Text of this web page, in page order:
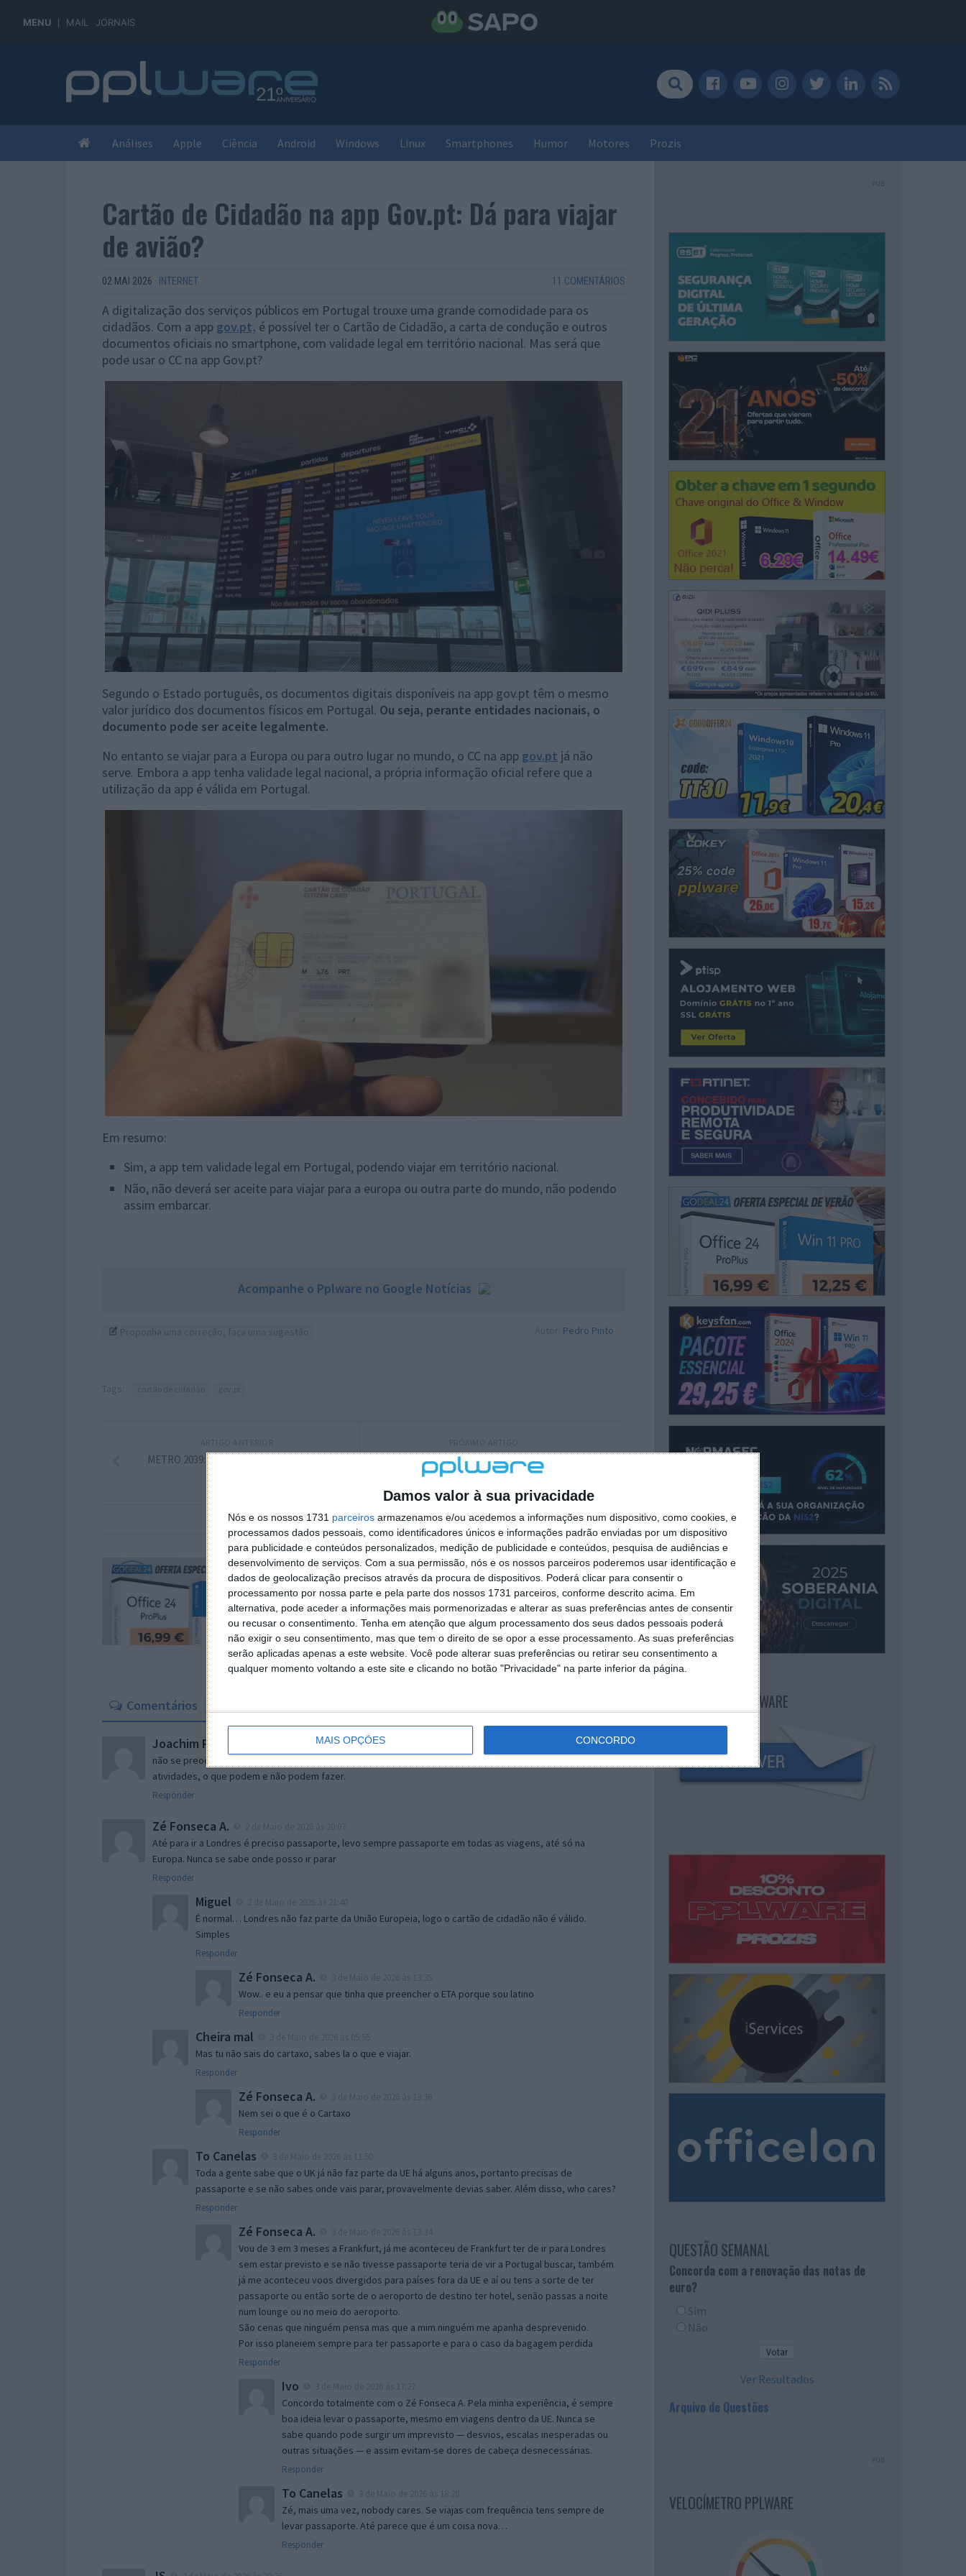
Damos valor à sua privacidade
Nós e os nossos 1731 parceiros armazenamos e/ou acedemos a informações num dispositivo, como cookies, e
processamos dados pessoais, como identificadores únicos e informações padrão enviadas por um dispositivo
para publicidade e conteúdos personalizados, medição de publicidade e conteúdos, pesquisa de audiências e
desenvolvimento de serviços. Com a sua permissão, nós e os nossos parceiros poderemos usar identificação e
dados de geolocalização precisos através da procura de dispositivos. Poderá clicar para consentir o
processamento por nossa parte e pela parte dos nossos 1731 parceiros, conforme descrito acima. Em
alternativa, pode aceder a informações mais pormenorizadas e alterar as suas preferências antes de consentir
ou recusar o consentimento. Tenha em atenção que algum processamento dos seus dados pessoais poderá
não exigir o seu consentimento, mas que tem o direito de se opor a esse processamento. As suas preferências
serão aplicadas apenas a este website. Você pode alterar suas preferências ou retirar seu consentimento a
qualquer momento voltando a este site e clicando no botão "Privacidade" na parte inferior da página.
MAIS OPÇÕES CONCORDO
MENU MAIL JORNAIS
Análises Apple Ciência Android Windows Linux Smartphones Humor Motores Prozis
Cartão de Cidadão na app Gov.pt: Dá para viajar
de avião?
02 MAI 2026 · INTERNET 11 COMENTÁRIOS
A digitalização dos serviços públicos em Portugal trouxe uma grande comodidade para os
cidadãos. Com a app gov.pt, é possível ter o Cartão de Cidadão, a carta de condução e outros
documentos oficiais no smartphone, com validade legal em território nacional. Mas será que
pode usar o CC na app Gov.pt?
Segundo o Estado português, os documentos digitais disponíveis na app gov.pt têm o mesmo
valor jurídico dos documentos físicos em Portugal. Ou seja, perante entidades nacionais, o
documento pode ser aceite legalmente.
No entanto se viajar para a Europa ou para outro lugar no mundo, o CC na app gov.pt já não
serve. Embora a app tenha validade legal nacional, a própria informação oficial refere que a
utilização da app é válida em Portugal.
Em resumo:
Sim, a app tem validade legal em Portugal, podendo viajar em território nacional.
Não, não deverá ser aceite para viajar para a europa ou outra parte do mundo, não podendo
assim embarcar.
Acompanhe o Pplware no Google Notícias
Autor: Pedro Pinto
Tags:
Apple retira o Mac Mini de 256 GB do mercado
METRO 2039: a continuação da viagem…
Comentários
Joachim P. 2 de Maio de 2026 às 19:58
não se preocupem, em breve vão todos ser controlados digitalmente, o vosso dinheiro, localização,
atividades, o que podem e não podem fazer.
Responder
Zé Fonseca A.
Até para ir a Londres é preciso passaporte, levo sempre passaporte em todas as viagens, até só na
Europa. Nunca se sabe onde posso ir parar
Responder
Miguel
É normal… Londres não faz parte da União Europeia, logo o cartão de cidadão não é válido.
Simples
Responder
Zé Fonseca A.
Wow.. e eu a pensar que tinha que preencher o ETA porque sou latino
Responder
Cheira mal
Mas tu não sais do cartaxo, sabes la o que e viajar.
Responder
Zé Fonseca A.
Nem sei o que é o Cartaxo
Responder
To Canelas
Toda a gente sabe que o UK já não faz parte da UE há alguns anos, portanto precisas de
passaporte e se não sabes onde vais parar, provavelmente devias saber. Além disso, who cares?
Responder
Zé Fonseca A.
Vou de 3 em 3 meses a Frankfurt, já me aconteceu de Frankfurt ter de ir para Londres
sem estar previsto e se não tivesse passaporte teria de vir a Portugal buscar, também
já me aconteceu voos divergidos para países fora da UE e aí ou tens a sorte de ter
passaporte ou então sorte de o aeroporto de destino ter hotel, senão passas a noite
num lounge ou no meio do aeroporto.
São cenas que ninguém pensa mas que a mim ninguém me apanha desprevenido.
Por isso planeiem sempre para ter passaporte e para o caso da bagagem perdida
Responder
Ivo
Concordo totalmente com o Zé Fonseca A. Pela minha experiência, é sempre
boa ideia levar o passaporte, mesmo em viagens dentro da UE. Nunca se
sabe quando pode surgir um imprevisto — desvios, escalas inesperadas ou
outras situações — e assim evitam-se dores de cabeça desnecessárias.
Responder
To Canelas
Zé, mais uma vez, nobody cares. Se viajas com frequência tens sempre de
levar passaporte. Até parece que é um coisa nova…
Responder
PUB
NEWSLETTER PPLWARE
QUESTÃO SEMANAL
Concorda com a renovação das notas de
euro?
Sim
Não
Ver Resultados
Arquivo de Questões
PUB
VELOCÍMETRO PPLWARE